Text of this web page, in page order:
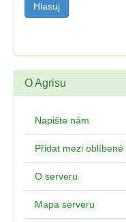
O Agrisu
Napište nám
Přidat mezi oblíbené
O serveru
Mapa serveru